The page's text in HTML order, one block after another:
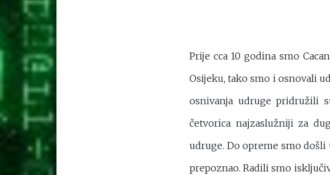
Prije cca 10 godina smo
Osijeku, tako smo i osnovali
osnivanja udruge pridružili
četvorica najzaslužniji za
udruge. Do opreme smo došli
prepoznao. Radili smo